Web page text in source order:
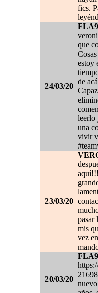
fics.
24/03/20
que
estoy
de
leerlo
una
vivir
23/03/20
pasar
mis
vez
20/03/20